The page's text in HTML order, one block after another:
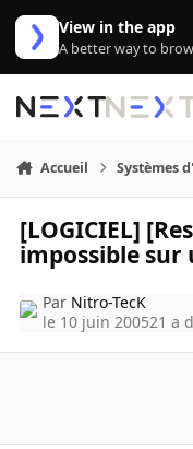
Aller au contenu
View in the app
A better way to
Accueil Systèmes
[LOGICIEL]
impossible sur
Par Nitro-TecK
le 10 juin 200521 a